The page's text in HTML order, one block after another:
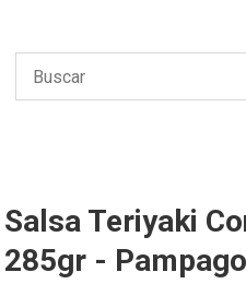
Salsa Teriyaki
285gr -